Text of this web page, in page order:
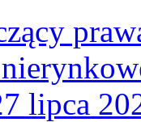
lipca